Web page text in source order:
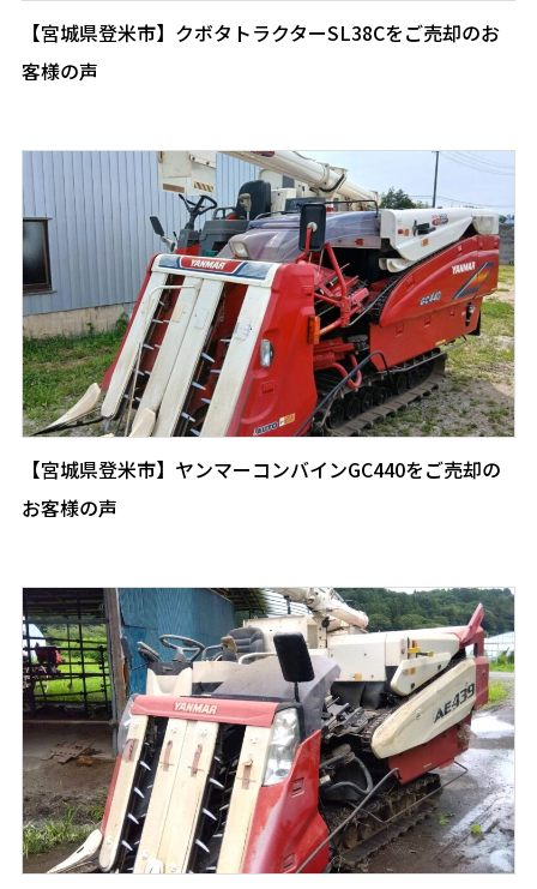
【宮城県登米市】クボタトラクターSL38Cをご売却のお
客様の声
【宮城県登米市】ヤンマーコンバインGC440をご売却の
お客様の声